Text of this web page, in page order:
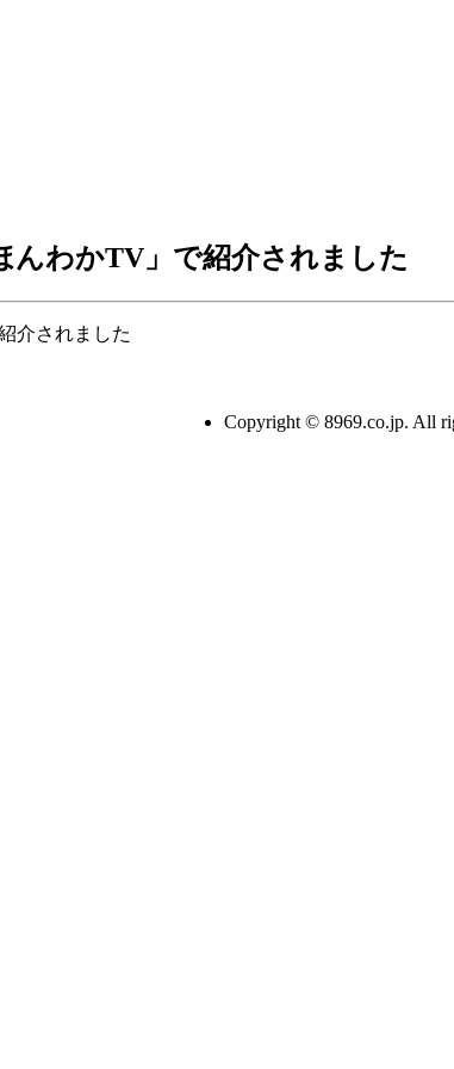
んわかTV」で紹介されました
介されました
Copyright © 8969.co.jp. All